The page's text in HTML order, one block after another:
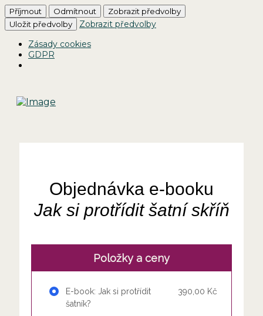
Příjmout Odmítnout
Zobrazit předvolby
Uložit předvolby
Zobrazit předvolby
Zásady cookies
GDPR
Objednávka e-booku
Jak si protřídit šatní skříň
Položky a ceny
E-book: Jak si protřídit
šatník?
390,00 Kč